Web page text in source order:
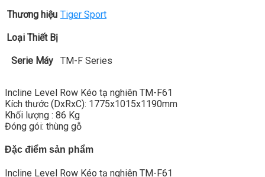
Thương hiệu Tiger Sport
Loại Thiết Bị
Serie Máy TM-F Series
Incline Level Row Kéo tạ nghiên TM-F61
Kích thước (DxRxC): 1775x1015x1190mm
Khối lượng : 86 Kg
Đóng gói: thùng gỗ
Đặc điểm sản phẩm
Incline Level Row Kéo tạ nghiên TM-F61